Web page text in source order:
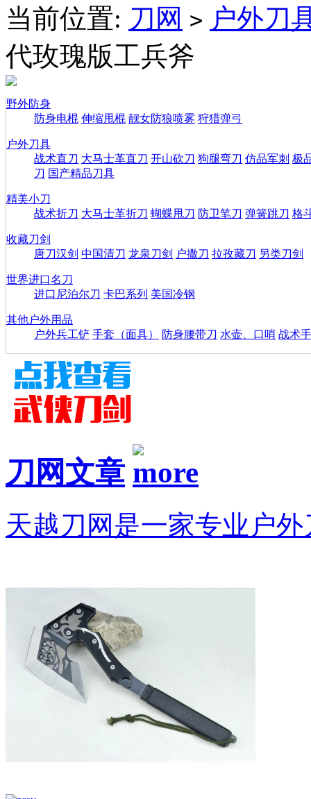
当前位置: 刀网 > 户外刀
代玫瑰版工兵斧
野外防身
防身电棍 伸缩甩棍 靓女防狼喷雾 狩猎弹弓
户外刀具
战术直刀 大马士革直刀 开山砍刀 狗腿弯刀 仿品军刺 极
刀 国产精品刀具
精美小刀
战术折刀 大马士革折刀 蝴蝶甩刀 防卫笔刀 弹簧跳刀 格
收藏刀剑
唐刀汉剑 中国清刀 龙泉刀剑 户撒刀 拉孜藏刀 另类刀剑
世界进口名刀
进口尼泊尔刀 卡巴系列 美国冷钢
其他户外用品
户外兵工铲 手套（面具） 防身腰带刀 水壶、口哨 战术
刀网文章
天越刀网是一家专业户